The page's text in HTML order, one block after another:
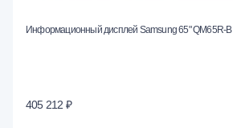
Информационный дисплей Samsung 65" QM65R-B
405 212 ₽